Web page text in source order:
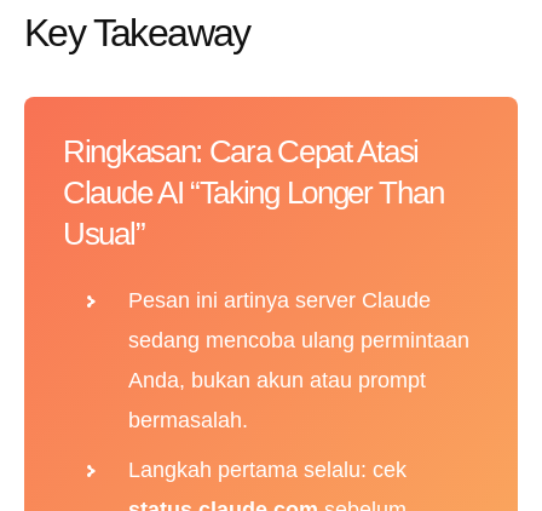
Key Takeaway
Ringkasan: Cara Cepat Atasi
Claude AI “Taking Longer Than
Usual”
Pesan ini artinya server Claude
sedang mencoba ulang permintaan
Anda, bukan akun atau prompt
bermasalah.
Langkah pertama selalu: cek